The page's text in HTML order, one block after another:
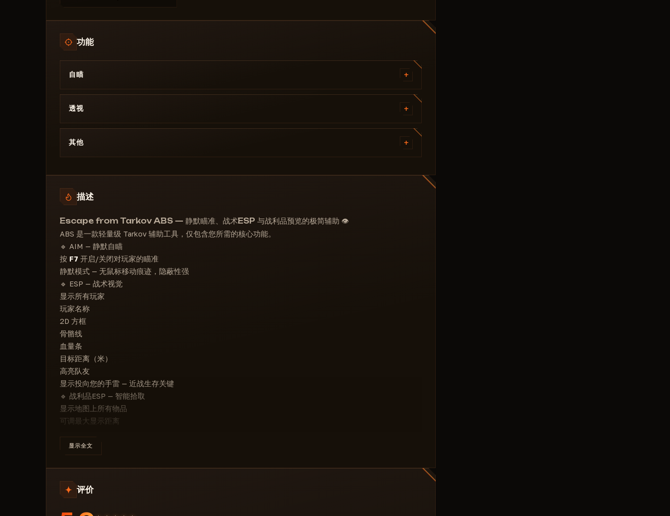
功能
自瞄 +
静默瞄准： 启用玩家目标锁定（F7）
透视 +
视觉效果：
显示玩家
显示玩家名称
显示投掷向你的手雷
显示玩家骨骼
显示地图上的物品
不显示空箱子
显示容器内的物品
显示背包内的物品
显示外套内的物品
其他 +
关闭面罩
显示视野
描述
Escape from Tarkov ABS — 静默瞄准、战术ESP 与战利品预览的极简辅助 👁️
ABS 是一款轻量级 Tarkov 辅助工具，仅包含您所需的核心功能。
🔹 AIM — 静默自瞄
按 F7 开启/关闭对玩家的瞄准
静默模式 — 无鼠标移动痕迹，隐蔽性强
🔹 ESP — 战术视觉
显示所有玩家
玩家名称
2D 方框
骨骼线
血量条
目标距离（米）
高亮队友
显示投向您的手雷 — 近战生存关键
🔹 战利品ESP — 智能拾取
显示地图上所有物品
可调最大显示距离
无需打开即可预览内容
高亮撤离点
🔹 其他功能
夜视
— 增强黑暗环境视野
显示全文
评价